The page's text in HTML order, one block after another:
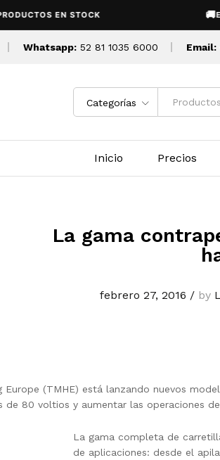
EN STOCK
Whatsapp: 52 81 1035 6000 Email:
Categorías
Inicio Precios
La gama
febrero 27, 2016 / by
Europe (TMHE) está lanzando nuevos
de 80 voltios y aumentar las operaciones
La gama completa de
de aplicaciones: desde el